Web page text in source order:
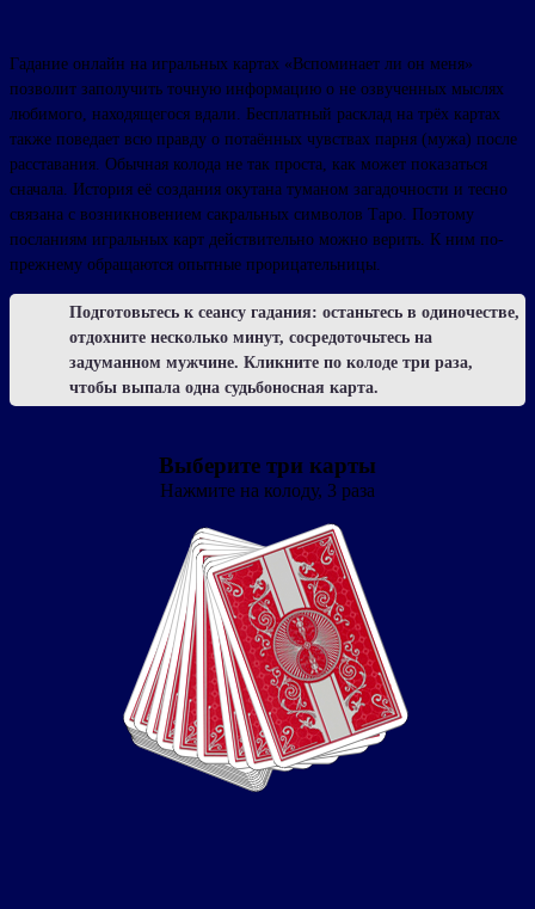
Гадание онлайн на игральных картах «Вспоминает ли он меня»
позволит заполучить точную информацию о не озвученных мыслях
любимого, находящегося вдали. Бесплатный расклад на трёх картах
также поведает всю правду о потаённых чувствах парня (мужа) после
расставания. Обычная колода не так проста, как может показаться
сначала. История её создания окутана туманом загадочности и тесно
связана с возникновением сакральных символов Таро. Поэтому
посланиям игральных карт действительно можно верить. К ним по-
прежнему обращаются опытные прорицательницы.
Подготовьтесь к сеансу гадания: останьтесь в одиночестве,
отдохните несколько минут, сосредоточьтесь на
задуманном мужчине. Кликните по колоде три раза,
чтобы выпала одна судьбоносная карта.
Выберите три карты
Нажмите на колоду, 3 раза